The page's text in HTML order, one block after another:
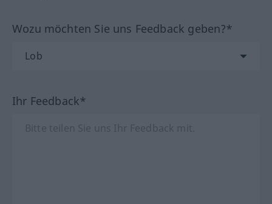
Wozu möchten Sie uns Feedback geben?*
Ihr Feedback*